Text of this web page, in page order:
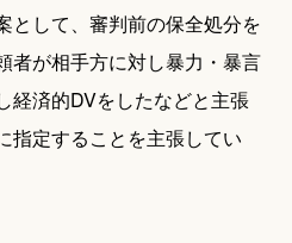
として、審判前の保全処分を
者が相手方に対し暴力・暴言
経済的DVをしたなどと主張
指定することを主張してい